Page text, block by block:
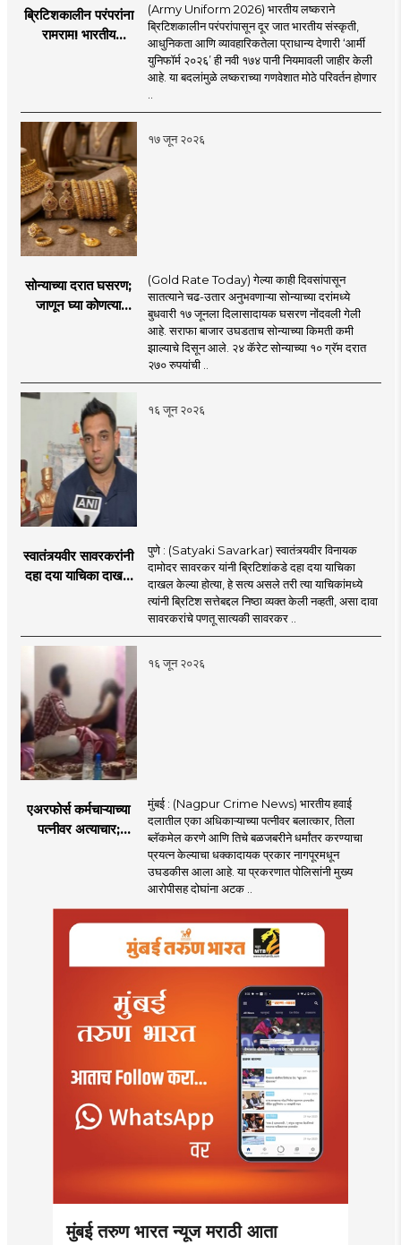
ब्रिटिशकालीन परंपरांना
रामराम! भारतीय
(Army Uniform 2026) भारतीय लष्कराने
ब्रिटिशकालीन परंपरांपासून दूर जात भारतीय संस्कृती,
आधुनिकता आणि व्यावहारिकतेला प्राधान्य देणारी ‘आर्मी
युनिफॉर्म २०२६’ ही नवी १७४ पानी नियमावली जाहीर केली
आहे. या बदलांमुळे लष्कराच्या गणवेशात मोठे परिवर्तन होणार
१७ जून २०२६
सोन्याच्या दरात घसरण;
जाणून घ्या कोणत्या
(Gold Rate Today) गेल्या काही दिवसांपासून
सातत्याने चढ-उतार अनुभवणाऱ्या सोन्याच्या दरांमध्ये
बुधवारी १७ जूनला दिलासादायक घसरण नोंदवली गेली
आहे. सराफा बाजार उघडताच सोन्याच्या किमती कमी
झाल्याचे दिसून आले. २४ कॅरेट सोन्याच्या १० ग्रॅम दरात
२७० रुपयांची ..
१६ जून २०२६
स्वातंत्र्यवीर सावरकरांनी
दहा दया याचिका दाखल
निष्ठा व्यक्त केली नाही’!
पणतू सात्यकी सावरकर
यांनी न्यायालयात सादर
केला दावा
पुणे : (Satyaki Savarkar) स्वातंत्र्यवीर विनायक
दामोदर सावरकर यांनी ब्रिटिशांकडे दहा दया याचिका
दाखल केल्या होत्या, हे सत्य असले तरी त्या याचिकांमध्ये
त्यांनी ब्रिटिश सत्तेबद्दल निष्ठा व्यक्त केली नव्हती, असा दावा
सावरकरांचे पणतू सात्यकी सावरकर ..
१६ जून २०२६
एअरफोर्स कर्मचाऱ्याच्या
पत्नीवर अत्याचार;
मुंबई : (Nagpur Crime News) भारतीय हवाई
दलातील एका अधिकाऱ्याच्या पत्नीवर बलात्कार, तिला
ब्लॅकमेल करणे आणि तिचे बळजबरीने धर्मांतर करण्याचा
प्रयत्न केल्याचा धक्कादायक प्रकार नागपूरमधून
उघडकीस आला आहे. या प्रकरणात पोलिसांनी मुख्य
आरोपीसह दोघांना अटक ..
मुंबई तरुण भारत न्यूज मराठी आता